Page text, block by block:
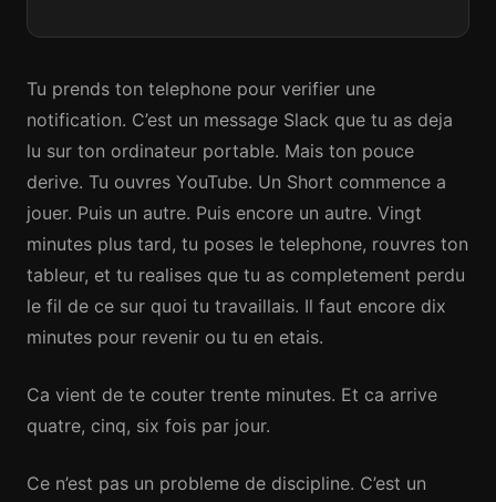
Tu prends ton telephone pour verifier une
notification. C’est un message Slack que tu as deja
lu sur ton ordinateur portable. Mais ton pouce
derive. Tu ouvres YouTube. Un Short commence a
jouer. Puis un autre. Puis encore un autre. Vingt
minutes plus tard, tu poses le telephone, rouvres ton
tableur, et tu realises que tu as completement perdu
le fil de ce sur quoi tu travaillais. Il faut encore dix
minutes pour revenir ou tu en etais.
Ca vient de te couter trente minutes. Et ca arrive
quatre, cinq, six fois par jour.
Ce n’est pas un probleme de discipline. C’est un